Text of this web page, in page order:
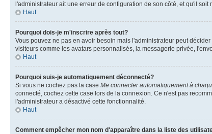
l'administrateur ait une erreur de configuration de son côté, et qu'il soit
Haut
Pourquoi dois-je m'inscrire après tout?
Vous pouvez ne pas en avoir besoin mais l'administrateur peut
visiteurs comme les avatars personnalisés, la messagerie privée,
Haut
Pourquoi suis-je automatiquement déconnecté?
Si vous ne cochez pas la case Me connecter automatiquement à
connecté, cochez cette case lors de la connexion. Ce n'est pas
l'administrateur a désactivé cette fonctionnalité.
Haut
Comment empêcher mon nom d'apparaître dans la liste des